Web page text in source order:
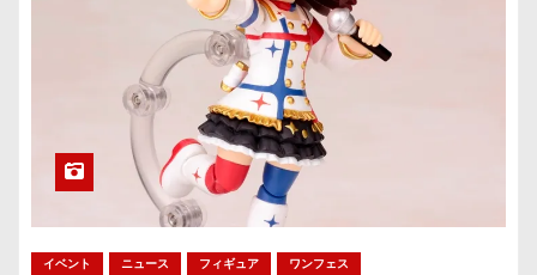
イベント ニュース フィギュア ワンフェス